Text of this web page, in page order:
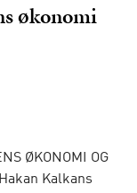
økonomi
ØKONOMI OG
Kalkans